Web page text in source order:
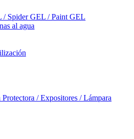
/ Spider GEL / Paint GEL
al agua
/ Expositores / Lámpara